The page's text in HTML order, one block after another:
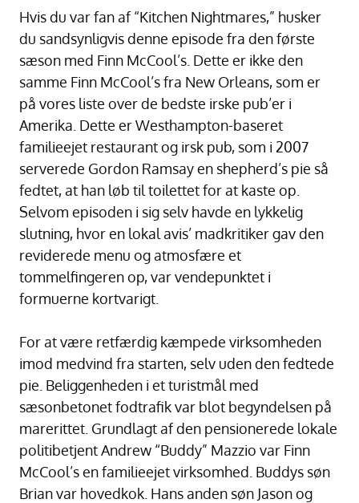
Hvis du var fan af “Kitchen Nightmares,” husker
du sandsynligvis denne episode fra den første
sæson med Finn McCool’s. Dette er ikke den
samme Finn McCool’s fra New Orleans, som er
på vores liste over de bedste irske pub’er i
Amerika. Dette er Westhampton-baseret
familieejet restaurant og irsk pub, som i 2007
serverede Gordon Ramsay en shepherd’s pie så
fedtet, at han løb til toilettet for at kaste op.
Selvom episoden i sig selv havde en lykkelig
slutning, hvor en lokal avis’ madkritiker gav den
reviderede menu og atmosfære et
tommelfingeren op, var vendepunktet i
formuerne kortvarigt.
For at være retfærdig kæmpede virksomheden
imod medvind fra starten, selv uden den fedtede
pie. Beliggenheden i et turistmål med
sæsonbetonet fodtrafik var blot begyndelsen på
marerittet. Grundlagt af den pensionerede lokale
politibetjent Andrew “Buddy” Mazzio var Finn
McCool’s en familieejet virksomhed. Buddys søn
Brian var hovedkok. Hans anden søn Jason og